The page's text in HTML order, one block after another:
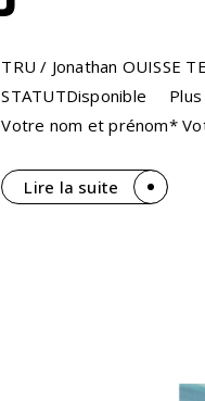
TRU / Jonathan OUISSE
STATUTDisponible Plus
Votre nom et prénom*
Lire la suite